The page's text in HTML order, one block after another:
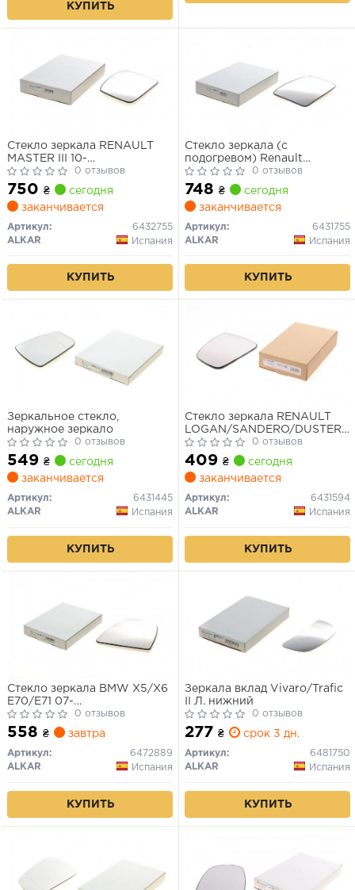
КУПИТЬ
Стекло зеркала RENAULT
MASTER III 10-
выпукл.подогрев.прав.
0 отзывов
750 ₴
сегодня
заканчивается
Артикул:
6432755
ALKAR
Испания
КУПИТЬ
Стекло зеркала (с
подогревом) Renault
Master/Opel Movano/Nissan
NV 400 10- (L)
0 отзывов
748 ₴
сегодня
заканчивается
Артикул:
6431755
ALKAR
Испания
КУПИТЬ
Зеркальное стекло,
наружное зеркало
0 отзывов
549 ₴
сегодня
заканчивается
Артикул:
6431445
ALKAR
Испания
КУПИТЬ
Стекло зеркала RENAULT
LOGAN/SANDERO/DUSTER/
04- выпукл.подогрев.лев.
0 отзывов
409 ₴
сегодня
заканчивается
Артикул:
6431594
ALKAR
Испания
КУПИТЬ
Стекло зеркала BMW X5/X6
E70/E71 07-
асферич.подогрев прав.
0 отзывов
558 ₴ завтра
Артикул:
6472889
ALKAR
Испания
КУПИТЬ
Зеркала вклад Vivaro/Trafic
II Л. нижний
0 отзывов
277 ₴ срок 3 дн.
Артикул:
6481750
ALKAR
Испания
КУПИТЬ